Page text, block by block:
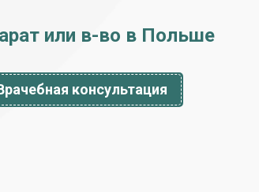
или в-во в Польше
консультация